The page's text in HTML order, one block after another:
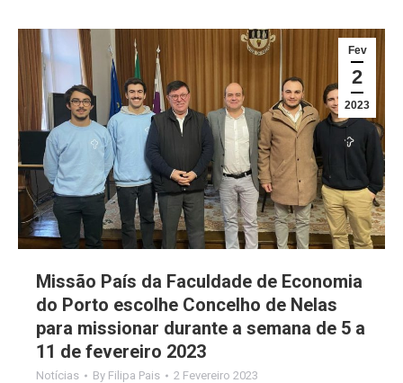
Fev
2
2023
Missão País da Faculdade de Economia
do Porto escolhe Concelho de Nelas
para missionar durante a semana de 5 a
11 de fevereiro 2023
Notícias By Filipa Pais 2 Fevereiro 2023